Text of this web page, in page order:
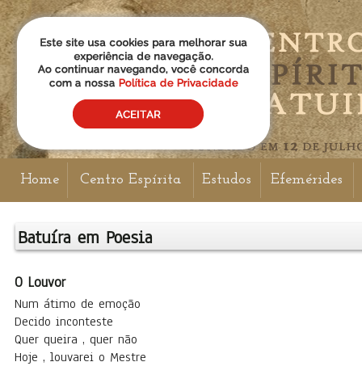
Home Centro Espírita Estudos Efemérides
Batuíra em Poesia
O Louvor
Num átimo de emoção
Decido inconteste
Quer queira , quer não
Hoje , louvarei o Mestre